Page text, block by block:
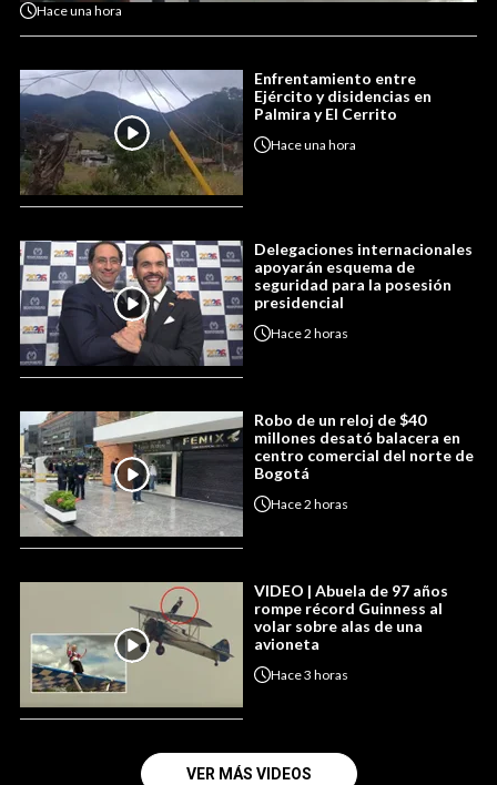
Haceuna hora
Enfrentamiento entre
Ejército y disidencias en
Palmira y El Cerrito
Haceuna hora
Delegaciones internacionales
apoyarán esquema de
seguridad para la posesión
presidencial
Hace2 horas
Robo de un reloj de $40
millones desató balacera en
centro comercial del norte de
Bogotá
Hace2 horas
VIDEO | Abuela de 97 años
rompe récord Guinness al
volar sobre alas de una
avioneta
Hace3 horas
VER MÁS VIDEOS